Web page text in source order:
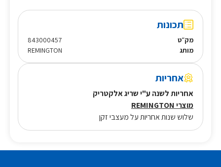
תכונות
מק״ט
843000457
מותג
REMINGTON
אחריות
אחריות לשנה ע"י שריג אלקטריק
מוצרי REMINGTON
שלוש שנות אחריות על מעצבי זקן